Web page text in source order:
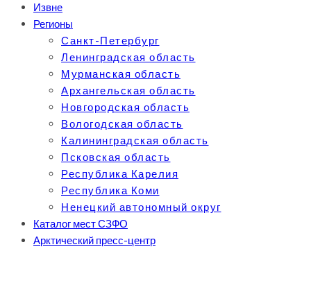
Извне
Регионы
Санкт-Петербург
Ленинградская область
Мурманская область
Архангельская область
Новгородская область
Вологодская область
Калининградская область
Псковская область
Республика Карелия
Республика Коми
Ненецкий автономный округ
Каталог мест СЗФО
Арктический пресс-центр